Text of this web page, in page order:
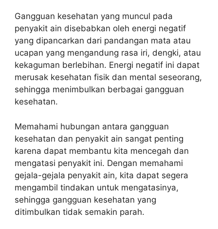
Gangguan kesehatan yang muncul pada
penyakit ain disebabkan oleh energi negatif
yang dipancarkan dari pandangan mata atau
ucapan yang mengandung rasa iri, dengki, atau
kekaguman berlebihan. Energi negatif ini dapat
merusak kesehatan fisik dan mental seseorang,
sehingga menimbulkan berbagai gangguan
kesehatan.
Memahami hubungan antara gangguan
kesehatan dan penyakit ain sangat penting
karena dapat membantu kita mencegah dan
mengatasi penyakit ini. Dengan memahami
gejala-gejala penyakit ain, kita dapat segera
mengambil tindakan untuk mengatasinya,
sehingga gangguan kesehatan yang
ditimbulkan tidak semakin parah.